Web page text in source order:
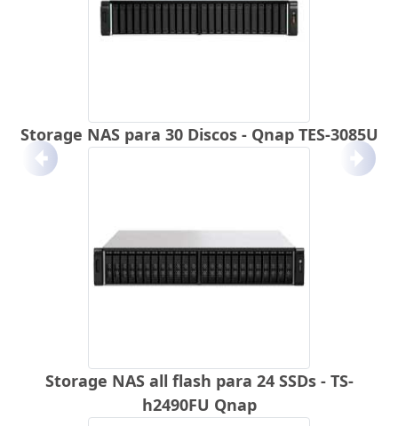
Storage NAS para 30 Discos - Qnap TES-3085U
Storage NAS all flash para 24 SSDs - TS-
h2490FU Qnap
Anterior